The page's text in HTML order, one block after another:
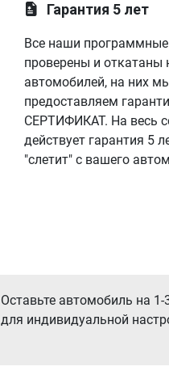
Гарантия 5 лет
Все наши
проверены и откатаны
автомобилей, на них
предоставляем
СЕРТИФИКАТ. На весь
действует гарантия 5
"слетит" с вашего
Оставьте автомобиль на 1-
для индивидуальной